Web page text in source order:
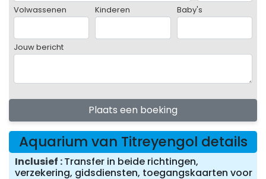
Volwassenen Kinderen Baby's
Jouw bericht
Plaats een boeking
Aquarium van Titreyengol details
Inclusief Transfer in beide richtingen,
verzekering, gidsdiensten, toegangskaarten voor